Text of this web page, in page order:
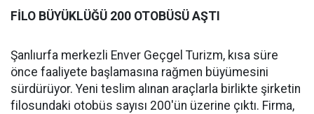
FİLO BÜYÜKLÜĞÜ 200 OTOBÜSÜ AŞTI
Şanlıurfa merkezli Enver Geçgel Turizm, kısa süre
önce faaliyete başlamasına rağmen büyümesini
sürdürüyor. Yeni teslim alınan araçlarla birlikte şirketin
filosundaki otobüs sayısı 200'ün üzerine çıktı. Firma,